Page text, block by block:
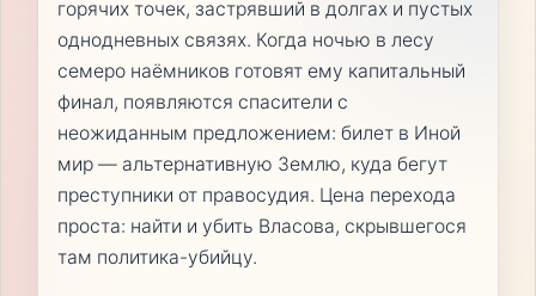
горячих точек, застрявший в долгах и пустых
однодневных связях. Когда ночью в лесу
семеро наёмников готовят ему капитальный
финал, появляются спасители с
неожиданным предложением: билет в Иной
мир — альтернативную Землю, куда бегут
преступники от правосудия. Цена перехода
проста: найти и убить Власова, скрывшегося
там политика-убийцу.